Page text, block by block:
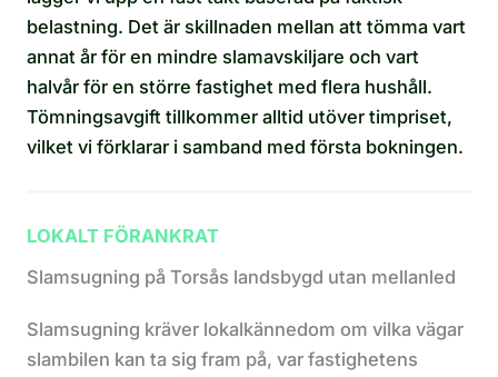
belastning. Det är skillnaden mellan att tömma vart
annat år för en mindre slamavskiljare och vart
halvår för en större fastighet med flera hushåll.
Tömningsavgift tillkommer alltid utöver timpriset,
vilket vi förklarar i samband med första bokningen.
LOKALT FÖRANKRAT
Slamsugning på Torsås landsbygd utan mellanled
Slamsugning kräver lokalkännedom om vilka vägar
slambilen kan ta sig fram på, var fastighetens